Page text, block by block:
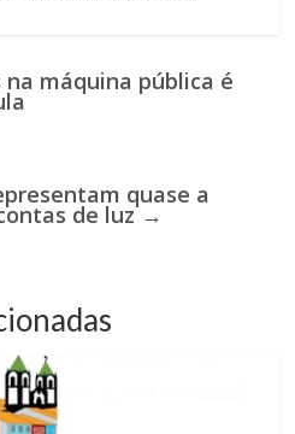
máquina pública é
quase a
de luz →